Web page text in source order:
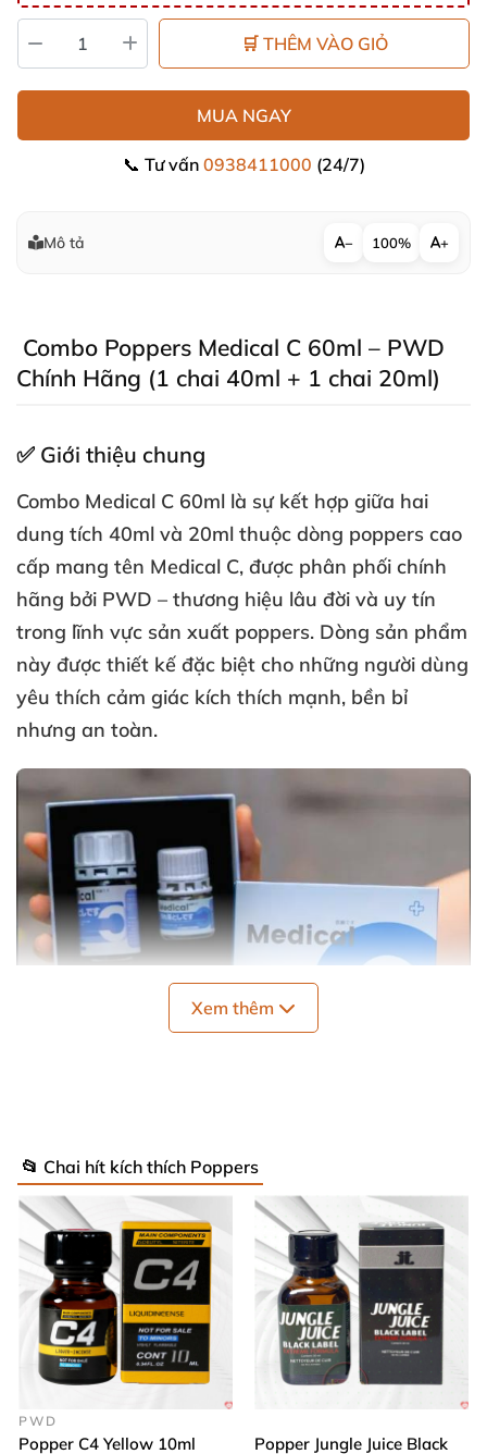
🛒 THÊM VÀO GIỎ
MUA NGAY
📞 Tư vấn 0938411000 (24/7)
Mô tả − 100% +
Combo Poppers Medical C 60ml – PWD
Chính Hãng (1 chai 40ml + 1 chai 20ml)
✅ Giới thiệu chung
Combo Medical C 60ml là sự kết hợp giữa hai
dung tích 40ml và 20ml thuộc dòng poppers cao
cấp mang tên Medical C, được phân phối chính
hãng bởi PWD – thương hiệu lâu đời và uy tín
trong lĩnh vực sản xuất poppers. Dòng sản phẩm
này được thiết kế đặc biệt cho những người dùng
yêu thích cảm giác kích thích mạnh, bền bỉ
nhưng an toàn.
Thành phần & Công dụng
Hoạt chất chính:Isobutyl Nitrite– một dạng alkyl
nitrite phổ biến , có tác dụng làm giãn cơ trơn
kích thích hệ thần kinh trung ươngvà tạo cảm
giác hưng phấn cao độ trong thời gian ngắn.
Công dụng:
Xem thêm
📂 Chai hít kích thích Poppers
PWD
Popper C4 Yellow 10ml
Popper Jungle Juice Black